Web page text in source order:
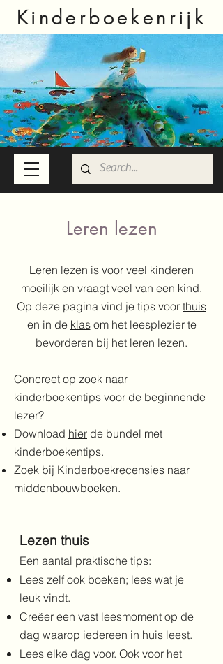
Kinderboekenrijk
Leren lezen
Leren lezen is voor veel kinderen
moeilijk en vraagt veel van een kind.
Op deze pagina vind je tips voor thuis
en in de klasom het leesplezier te
bevorderen bij het leren lezen.
Concreet op zoek naar
kinderboekentips voor de beginnende
lezer?
Download hier de bundel met
kinderboekentips.
Zoek bij Kinderboekrecensies naar
middenbouwboeken.
Lezen thuis
Een aantal praktische tips:
Lees zelf ook boeken; lees wat je
leuk vindt.
Creëer een vast leesmoment op de
dag waarop iedereen in huis leest.
Lees elke dag voor. Ook voor het